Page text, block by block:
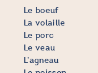
Le boeuf
La volaille
Le porc
Le veau
L’agneau